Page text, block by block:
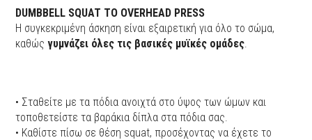
DUMBBELL SQUAT TO OVERHEAD PRESS
Η συγκεκριμένη άσκηση είναι εξαιρετική για όλο το σώμα,
καθώςγυμνάζει όλες τις βασικές μυϊκές ομάδες
• Σταθείτε με τα πόδια ανοιχτά στο ύψος των ώμων και
τοποθετείστε τα βαράκια δίπλα στα πόδια σας.
• Καθίστε πίσω σε θέση squat, προσέχοντας να έχετε το